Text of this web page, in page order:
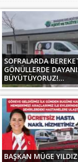
SOFRALARDA
GÖNÜLLERDE
BÜYÜTÜYORUZ!...
BAŞKAN MÜGE